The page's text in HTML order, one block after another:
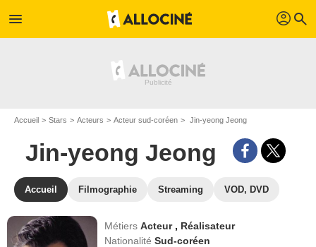
menu profil search
Accueil Stars Acteurs Acteur sud-coréen Jin-yeong Jeong
Jin-yeong Jeong
Accueil Filmographie Streaming VOD, DVD
MétiersActeur , Réalisateur
NationalitéSud-coréen